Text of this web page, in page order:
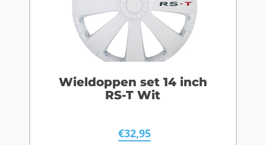
Wieldoppen set 14 inch
RS-T Wit
€32,95